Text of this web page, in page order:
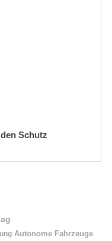
Schutz
Autonome Fahrzeuge